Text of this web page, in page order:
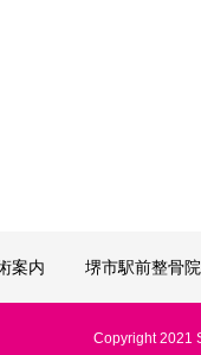
案内 堺市駅前整骨
Copyright 2021